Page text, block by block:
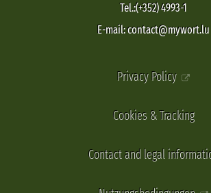
Tel.:(+352) 4993-1
E-mail: contact@mywort.lu
Privacy Policy
Cookies & Tracking
Contact and legal